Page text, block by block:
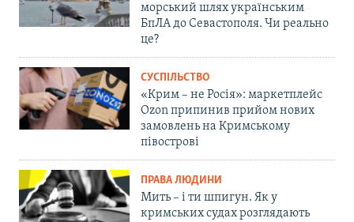
морський шлях українським
БпЛА до Севастополя. Чи реально
це?
СУСПІЛЬСТВО
«Крим – не Росія»: маркетплейс
Ozon припинив прийом нових
замовлень на Кримському
півострові
ПРАВА ЛЮДИНИ
Мить – і ти шпигун. Як у
кримських судах розглядають